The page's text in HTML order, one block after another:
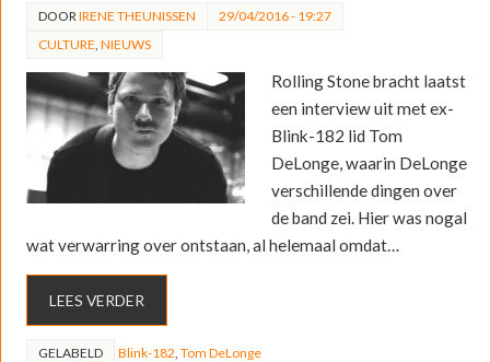
DOOR IRENE THEUNISSEN
29/04/2016 - 19:27
CULTURE NIEUWS
Rolling Stone bracht laatst
een interview uit met ex-
Blink-182 lid Tom
DeLonge, waarin DeLonge
verschillende dingen over
de band zei. Hier was nogal
wat verwarring over ontstaan, al helemaal omdat…
LEES VERDER
GELABELD Blink-182 Tom DeLonge